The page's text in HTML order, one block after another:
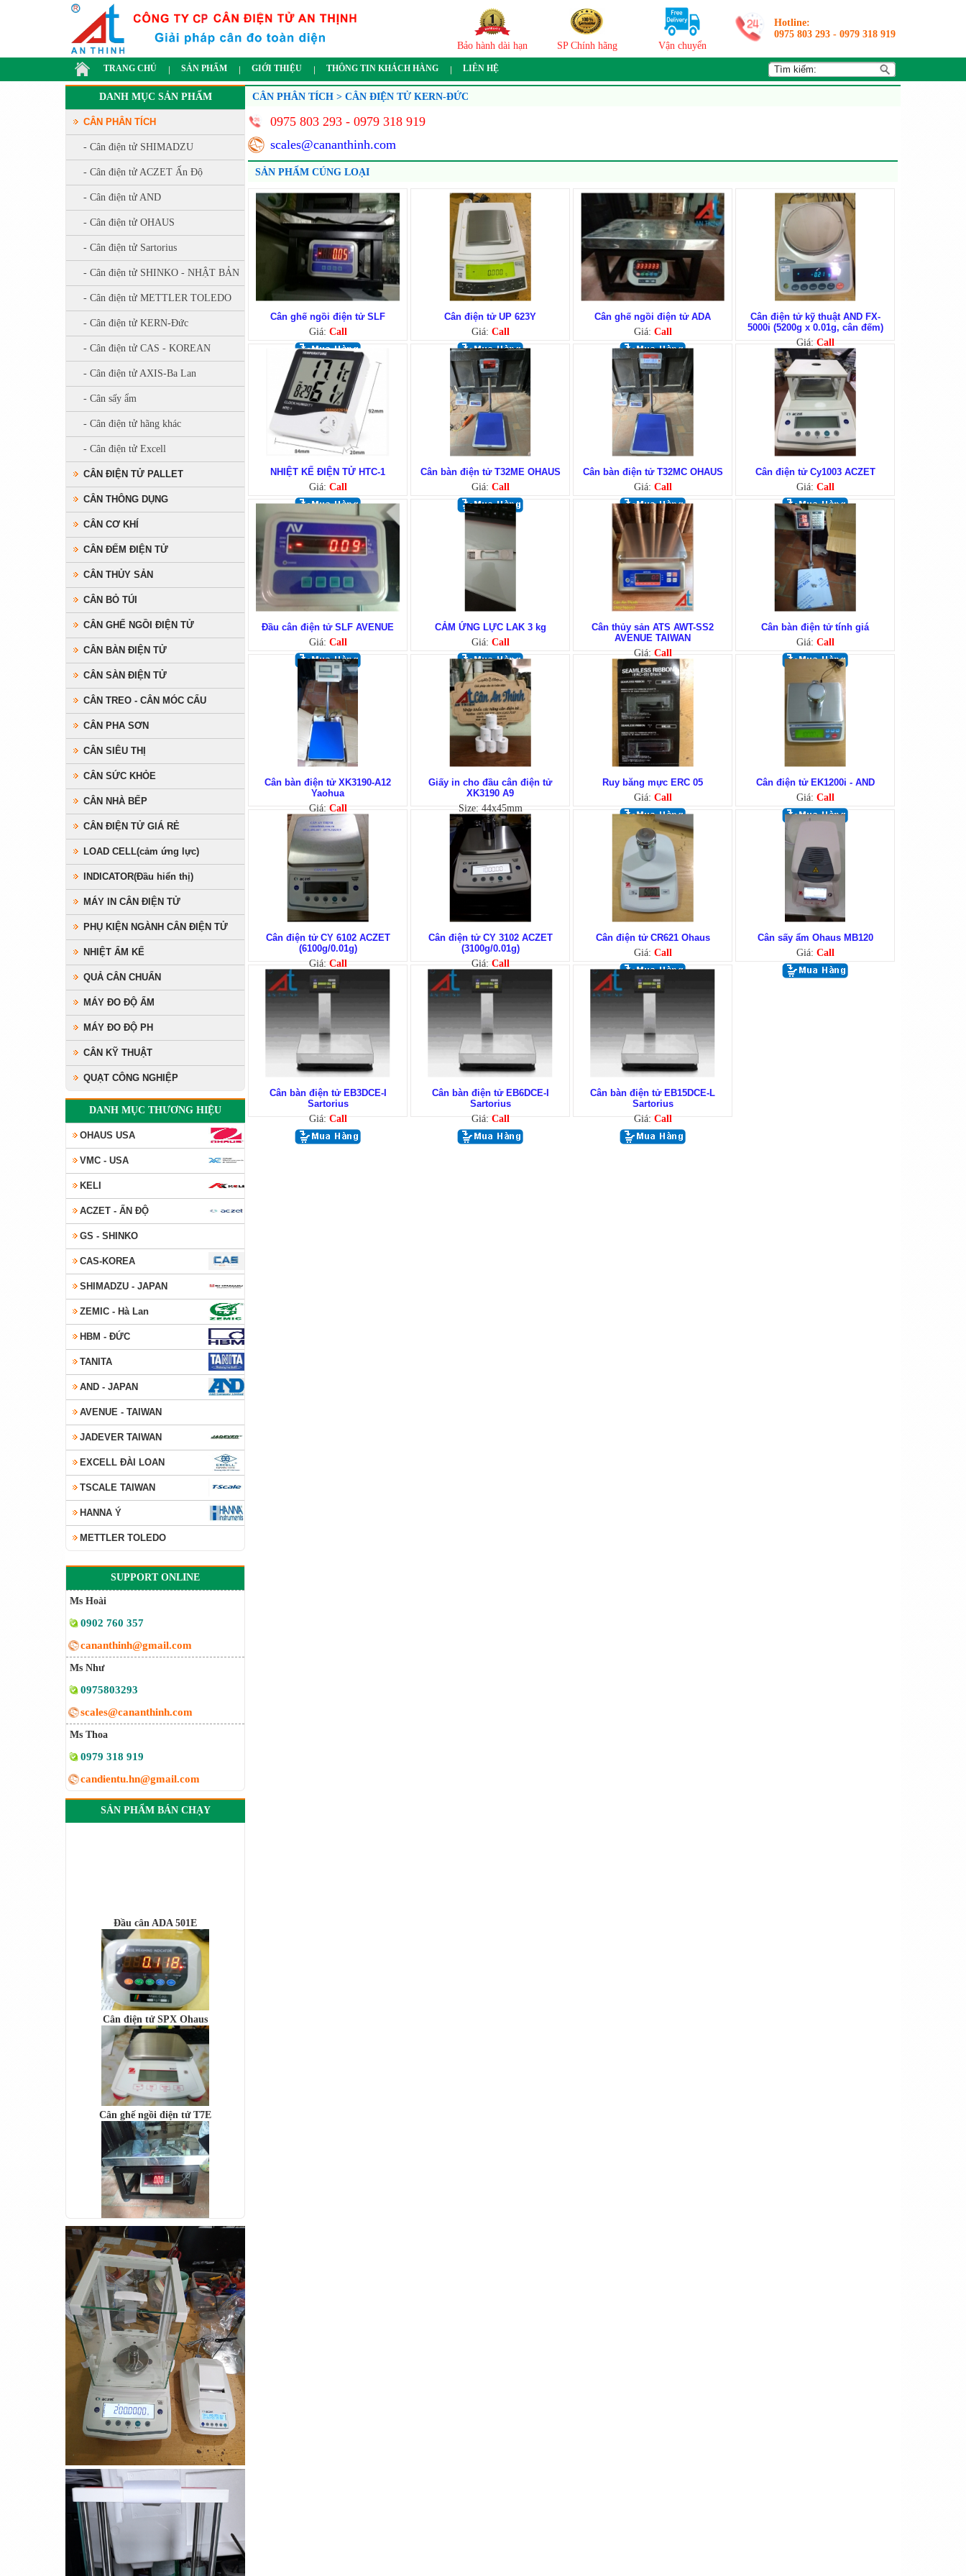
Bảo hành dài hạn SP Chính hãng Vận chuyển
Hotline:
0975 803 293 - 0979 318 919
TRANG CHỦ SẢN PHẨM GIỚI THIỆU THÔNG TIN KHÁCH HÀNG LIÊN HỆ
DANH MỤC SẢN PHẨM
CÂN PHÂN TÍCH
- Cân điện tử SHIMADZU
- Cân điện tử ACZET Ấn Độ
- Cân điện tử AND
- Cân điện tử OHAUS
- Cân điện tử Sartorius
- Cân điện tử SHINKO - NHẬT BẢN
- Cân điện tử METTLER TOLEDO
- Cân điện tử KERN-Đức
- Cân điện tử CAS - KOREAN
- Cân điện tử AXIS-Ba Lan
- Cân sấy ẩm
- Cân điện tử hãng khác
- Cân điện tử Excell
CÂN ĐIỆN TỬ PALLET
CÂN THÔNG DỤNG
CÂN CƠ KHÍ
CÂN ĐẾM ĐIỆN TỬ
CÂN THỦY SẢN
CÂN BỎ TÚI
CÂN GHẾ NGỒI ĐIỆN TỬ
CÂN BÀN ĐIỆN TỬ
CÂN SÀN ĐIỆN TỬ
CÂN TREO - CÂN MÓC CẨU
CÂN PHA SƠN
CÂN SIÊU THỊ
CÂN SỨC KHỎE
CÂN NHÀ BẾP
CÂN ĐIỆN TỬ GIÁ RẺ
LOAD CELL(cảm ứng lực)
INDICATOR(Đầu hiển thị)
MÁY IN CÂN ĐIỆN TỬ
PHỤ KIỆN NGÀNH CÂN ĐIỆN TỬ
NHIỆT ẨM KẾ
QUẢ CÂN CHUẨN
MÁY ĐO ĐỘ ẨM
MÁY ĐO ĐỘ PH
CÂN KỸ THUẬT
QUẠT CÔNG NGHIỆP
DANH MỤC THƯƠNG HIỆU
OHAUS USA
VMC - USA
KELI
ACZET - ẤN ĐỘ
GS - SHINKO
CAS-KOREA
SHIMADZU - JAPAN
ZEMIC - Hà Lan
HBM - ĐỨC
TANITA
AND - JAPAN
AVENUE - TAIWAN
JADEVER TAIWAN
EXCELL ĐÀI LOAN
TSCALE TAIWAN
HANNA Ý
METTLER TOLEDO
SUPPORT ONLINE
Ms Hoài
0902 760 357
cananthinh@gmail.com
Ms Như
0975803293
scales@cananthinh.com
Ms Thoa
0979 318 919
candientu.hn@gmail.com
SẢN PHẨM BÁN CHẠY
Cân điện tử SPX Ohaus
Cân ghế ngồi điện tử T7E
Cân bàn điện tử DI-28SS
Cân điện tử GS3201N
CÂN PHÂN TÍCH > CÂN ĐIỆN TỬ KERN-ĐỨC
0975 803 293 - 0979 318 919
scales@cananthinh.com
SẢN PHẨM CÚNG LOẠI
Cân ghế ngồi điện tử SLF
Giá: Call
Cân điện tử UP 623Y
Giá: Call
Cân ghế ngồi điện tử ADA
Giá: Call
Cân điện tử kỹ thuật AND FX-
5000i (5200g x 0.01g, cân đếm)
Giá: Call
NHIỆT KẾ ĐIỆN TỬ HTC-1
Giá: Call
Cân bàn điện tử T32ME OHAUS
Giá: Call
Cân bàn điện tử T32MC OHAUS
Giá: Call
Cân điện tử Cy1003 ACZET
Giá: Call
Đầu cân điện tử SLF AVENUE
Giá: Call
CẢM ỨNG LỰC LAK 3 kg
Giá: Call
Cân thủy sản ATS AWT-SS2
AVENUE TAIWAN
Giá: Call
Cân bàn điện tử tính giá
Giá: Call
Cân bàn điện tử XK3190-A12
Yaohua
Giá: Call
Giấy in cho đầu cân điện tử
XK3190 A9
Size: 44x45mm
Giá:Call
Ruy băng mực ERC 05
Giá: Call
Cân điện tử EK1200i - AND
Giá: Call
Cân điện tử CY 6102 ACZET
(6100g/0.01g)
Giá: Call
Cân điện tử CY 3102 ACZET
(3100g/0.01g)
Giá: Call
Cân điện tử CR621 Ohaus
Giá: Call
Cân sấy ẩm Ohaus MB120
Giá: Call
Cân bàn điện tử EB3DCE-I
Sartorius
Giá: Call
Cân bàn điện tử EB6DCE-I
Sartorius
Giá: Call
Cân bàn điện tử EB15DCE-L
Sartorius
Giá: Call